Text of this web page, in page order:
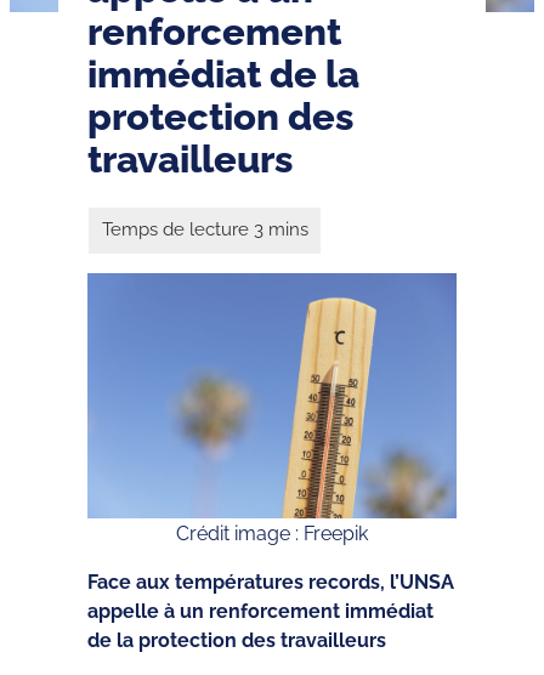
renforcement
immédiat de la
protection des
travailleurs
Crédit image : Freepik
Face aux températures records, l’UNSA
appelle à un renforcement immédiat
de la protection des travailleurs